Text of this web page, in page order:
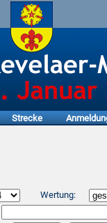
Strecke
Wertung: